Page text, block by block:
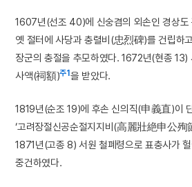
1607년(선조 40)에 신숭겸의 외손인 경상
옛 절터에 사당과 충렬비(忠烈碑)를 건립하
장군의 충절을 추모하였다. 1672년(현종
사액(祠額)주1을 받았다.
1819년(순조 19)에 후손 신의직(申義直)이
‘고려장절신공순절지지비(高麗壯絶申公殉
1871년(고종 8) 서원 철폐령으로 표충사가
중건하였다.